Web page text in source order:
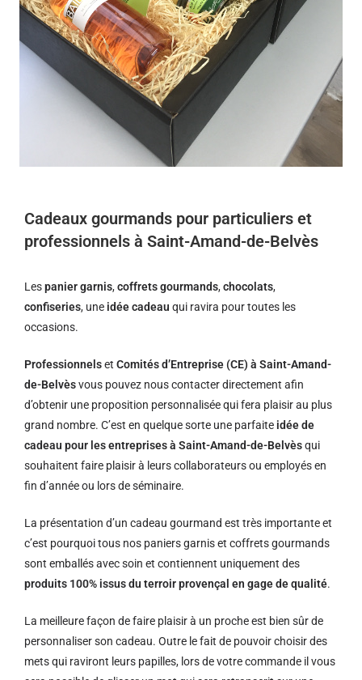
Cadeaux gourmands pour particuliers et
professionnels à Saint-Amand-de-Belvès
Lespanier garnis,coffrets gourmands,chocolats,
confiseries, une idée cadeau qui ravira pour toutes les
occasions.
Professionnelset Comités d’Entreprise (CE) à Saint-Amand-
de-Belvèsvous pouvez nous contacter directement afin
d’obtenir une proposition personnalisée qui fera plaisir au plus
grand nombre. C’est en quelque sorte une parfaite idée de
cadeau pour les entreprises à Saint-Amand-de-Belvèsqui
souhaitent faire plaisir à leurs collaborateurs ou employés en
fin d’année ou lors de séminaire.
La présentation d’un cadeau gourmand est très importante et
c’est pourquoi tous nos paniers garnis et coffrets gourmands
sont emballés avec soin et contiennent uniquement des
produits 100% issus du terroir provençal en gage de qualité.
La meilleure façon de faire plaisir à un proche est bien sûr de
personnaliser son cadeau. Outre le fait de pouvoir choisir des
mets qui raviront leurs papilles, lors de votre commande il vous